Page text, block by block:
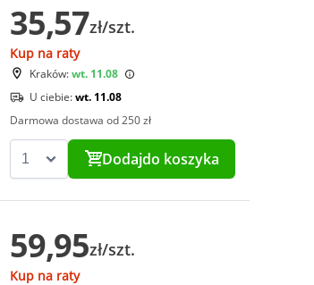
35,57zł/szt.
Kup na raty
Kraków:wt. 11.08
U ciebie:wt. 11.08
Darmowa dostawa od 250 zł
Dodajdo koszyka
59,95zł/szt.
Kup na raty